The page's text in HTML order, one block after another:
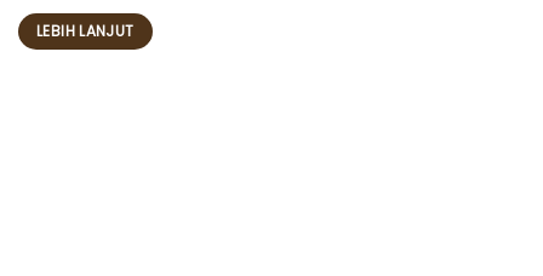
LEBIH LANJUT